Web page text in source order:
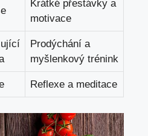
Krátké přestávky a
motivace
Prodýchání a
myšlenkový trénink
Reflexe a meditace